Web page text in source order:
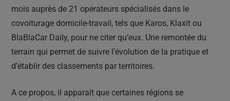
mois auprès de 21 opérateurs spécialisés dans le
covoiturage domicile-travail, tels que Karos, Klaxit ou
BlaBlaCar Daily, pour ne citer qu’eux. Une remontée du
terrain qui permet de suivre l’évolution de la pratique et
d’établir des classements par territoires.
A ce propos, il apparaît que certaines régions se